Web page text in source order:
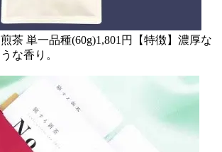
茶 単一品種(60g)1,801円【特徴】濃厚な
な香り。